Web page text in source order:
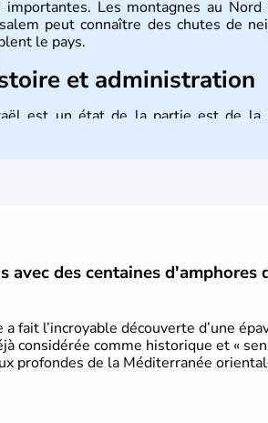
importantes. Les montagnes au
peut connaître des chutes de
le pays.
et administration
est un état de la partie est de la
avec des centaines
fait l’incroyable découverte d’une
considérée comme historique et «
profondes de la Méditerranée